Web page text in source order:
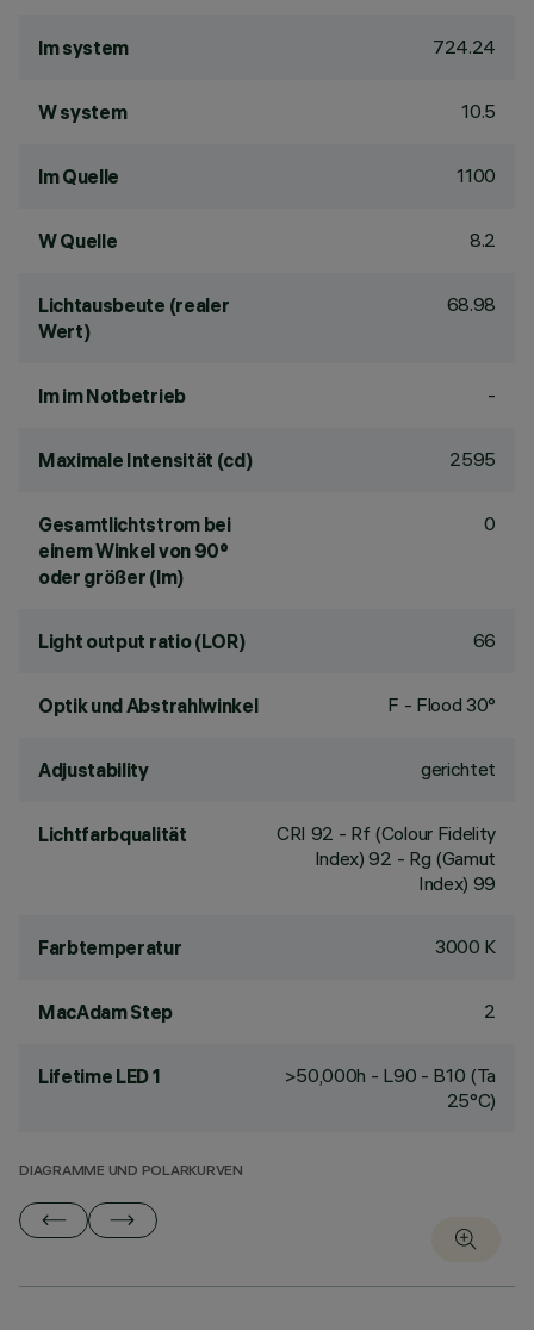
lm system 724.24
W system 10.5
lm Quelle 1100
W Quelle 8.2
Lichtausbeute (realer
Wert)
68.98
lm im Notbetrieb -
Maximale Intensität (cd) 2595
Gesamtlichtstrom bei
einem Winkel von 90°
oder größer (lm)
0
Light output ratio (LOR) 66
Optik und Abstrahlwinkel F - Flood 30°
Adjustability gerichtet
Lichtfarbqualität CRI 92 - Rf (Colour Fidelity
Index) 92 - Rg (Gamut
Index) 99
Farbtemperatur 3000 K
MacAdam Step 2
Lifetime LED 1
>50,000h - L90 - B10 (Ta
25°C)
DIAGRAMME UND POLARKURVEN